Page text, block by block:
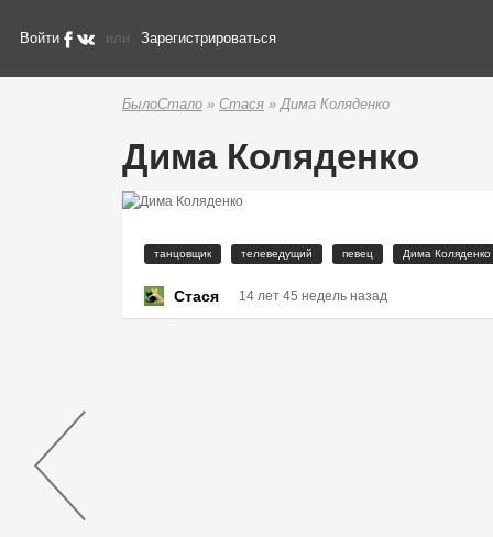
Войти или Зарегистрироваться
БылоСтало » Стася » Дима Коляденко
Дима Коляденко
танцовщик телеведущий певец Дима Коляденко
Стася 14 лет 45 недель назад